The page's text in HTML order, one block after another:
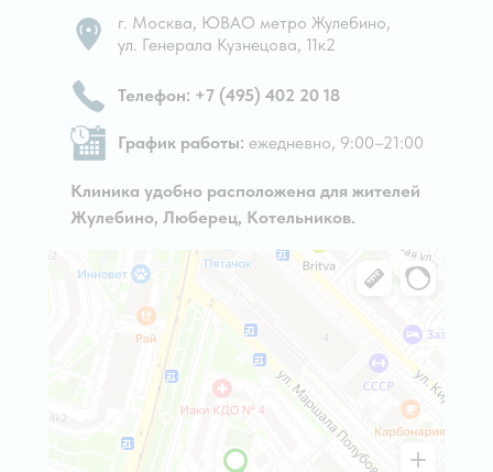
Телефон: +7 (495) 402 20 18
г. Москва, ЮВАО метро Жулебино,
ул. Генерала Кузнецова, 11к2
График работы: ежедневно, 9:00–21:00
Клиника удобно расположена для жителей
Жулебино, Люберец, Котельников.